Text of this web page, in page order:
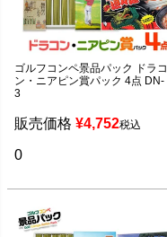
ゴルフコンペ景品パック ドラコ
ン・ニアピン賞パック 4点 DN-
3
販売価格 ¥4,752税込
0